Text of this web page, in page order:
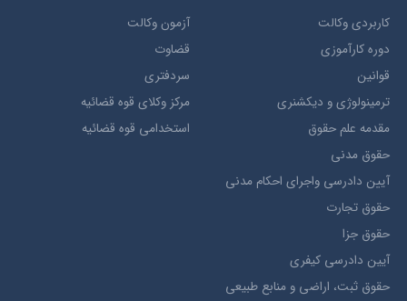
کاربردی وکالت
دوره کارآموزی
قوانین
ترمينولوژي و ديکشنري
مقدمه علم حقوق
حقوق مدني
آيين دادرسي ​واجراي ​احکام ​مدني
حقوق تجارت
حقوق جزا
آيین دادرسی کیفری
حقوق ثبت، اراضي و منابع طبيعي
آزمون وکالت
قضاوت
سردفتری
مرکز وکلای قوه قضائیه
استخدامی قوه قضائیه